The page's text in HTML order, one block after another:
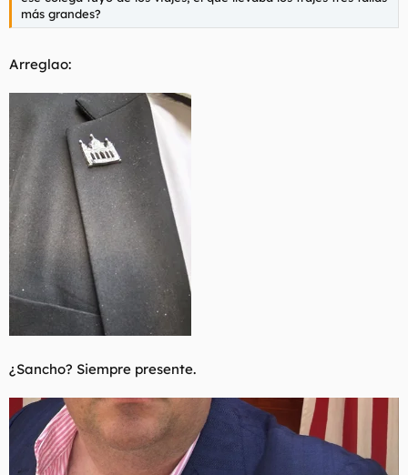
JÓDETE ILG, JAJAJAJAJAJAJJA
Seguiremos informando por el lol.
más grandes?
Arreglao:
¿Sancho? Siempre presente.